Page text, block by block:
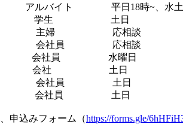
バイト 平日18時~、水土
カ 学生 土日
主婦 応相談
ア 会社員 応相談
社員 水曜日
ア 会社 土日
会社員 土日
会社員 土日
申込みフォーム（https://forms.gle/